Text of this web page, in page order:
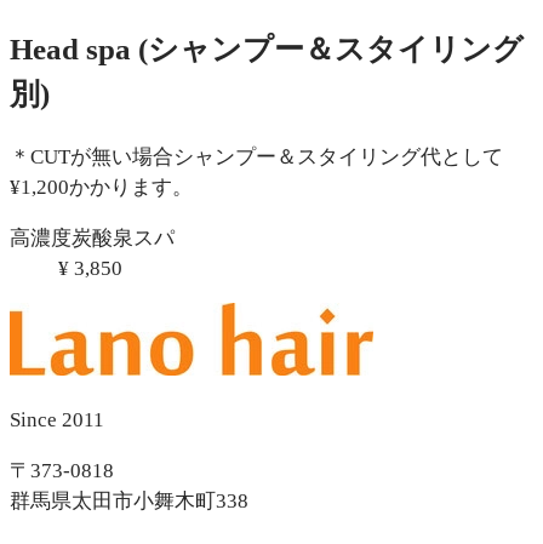
Head spa (シャンプー＆スタイリング
別)
＊CUTが無い場合シャンプー＆スタイリング代として
¥1,200かかります。
高濃度炭酸泉スパ
¥ 3,850
Since 2011
〒373-0818
群馬県太田市小舞木町338